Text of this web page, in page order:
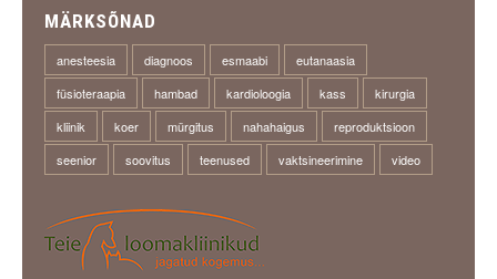
MÄRKSÕNAD
anesteesia diagnoos esmaabi
eutanaasia
füsioteraapia
hambad kardioloogia kass
kirurgia
kliinik
koer mürgitus nahahaigus
reproduktsioon
seenior
soovitus teenused vaktsineerimine video